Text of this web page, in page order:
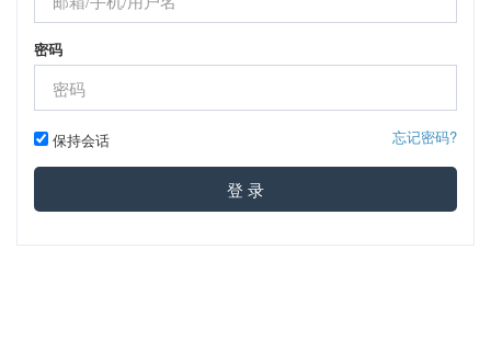
密码
保持会话 忘记密码?
登 录